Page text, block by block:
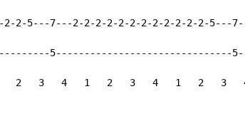
2-2-5---7---2-2-2-2-2-2-2-2-2-2-2-2-5---
5-------------------------------
2   3   4   1   2   3   4   1   2   3